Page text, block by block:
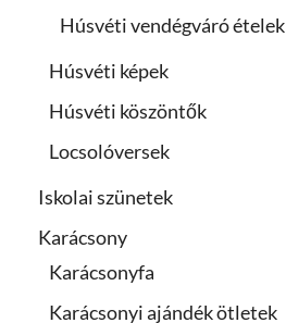
Húsvéti vendégváró ételek
Húsvéti képek
Húsvéti köszöntők
Locsolóversek
Iskolai szünetek
Karácsony
Karácsonyfa
Karácsonyi ajándék ötletek